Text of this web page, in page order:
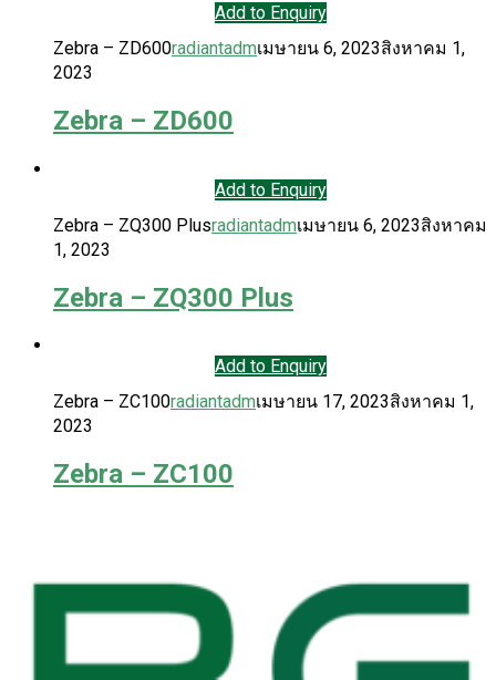
Add to Enquiry
Zebra – ZD600radiantadmเมษายน 6, 2023สิงหาคม 1,
2023
Zebra – ZD600
Add to Enquiry
Zebra – ZQ300 Plusradiantadmเมษายน 6, 2023สิงหาคม
1, 2023
Zebra – ZQ300 Plus
Add to Enquiry
Zebra – ZC100radiantadmเมษายน 17, 2023สิงหาคม 1,
2023
Zebra – ZC100